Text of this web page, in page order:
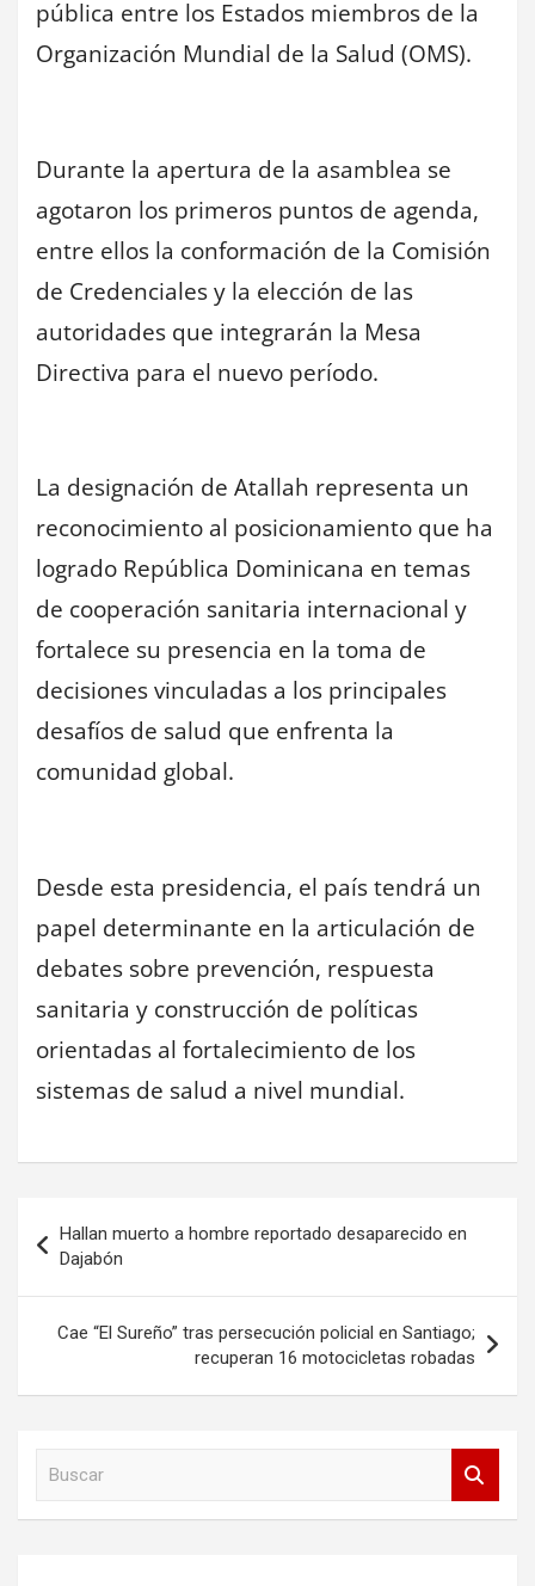
pública entre los Estados miembros de la
Organización Mundial de la Salud (OMS).
Durante la apertura de la asamblea se
agotaron los primeros puntos de agenda,
entre ellos la conformación de la Comisión
de Credenciales y la elección de las
autoridades que integrarán la Mesa
Directiva para el nuevo período.
La designación de Atallah representa un
reconocimiento al posicionamiento que ha
logrado República Dominicana en temas
de cooperación sanitaria internacional y
fortalece su presencia en la toma de
decisiones vinculadas a los principales
desafíos de salud que enfrenta la
comunidad global.
Desde esta presidencia, el país tendrá un
papel determinante en la articulación de
debates sobre prevención, respuesta
sanitaria y construcción de políticas
orientadas al fortalecimiento de los
sistemas de salud a nivel mundial.
Navegación
de
entradas
Hallan muerto a hombre reportado desaparecido en
Dajabón
Cae “El Sureño” tras persecución policial en Santiago;
recuperan 16 motocicletas robadas